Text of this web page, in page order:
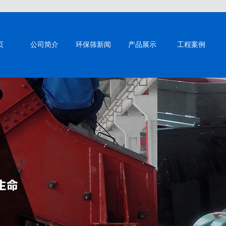
公司简介 环保筛新闻 产品展示 工程案例